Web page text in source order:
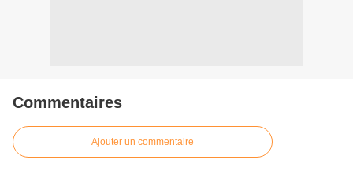
Commentaires
Ajouter un commentaire